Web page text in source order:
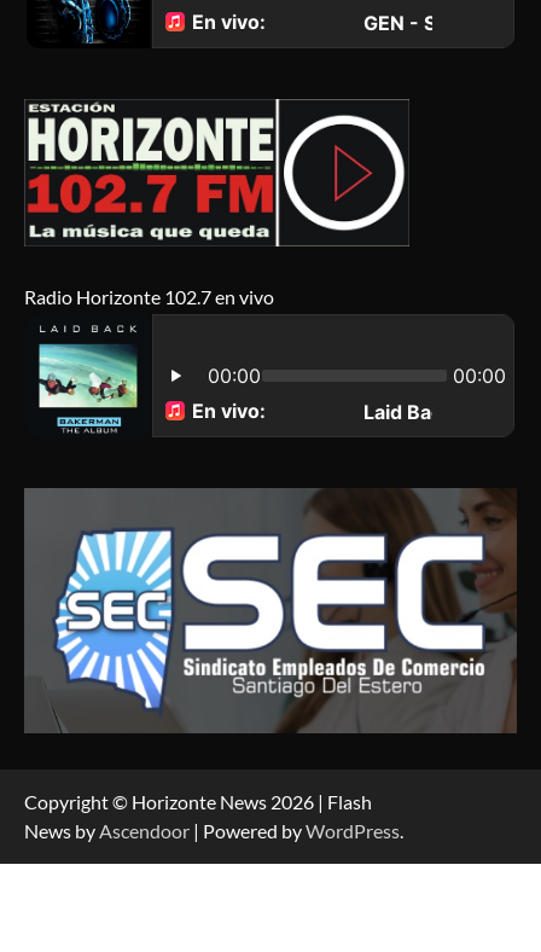
Radio Horizonte 102.7 en vivo
Copyright © Horizonte News 2026 | Flash
News byAscendoor | Powered byWordPress.